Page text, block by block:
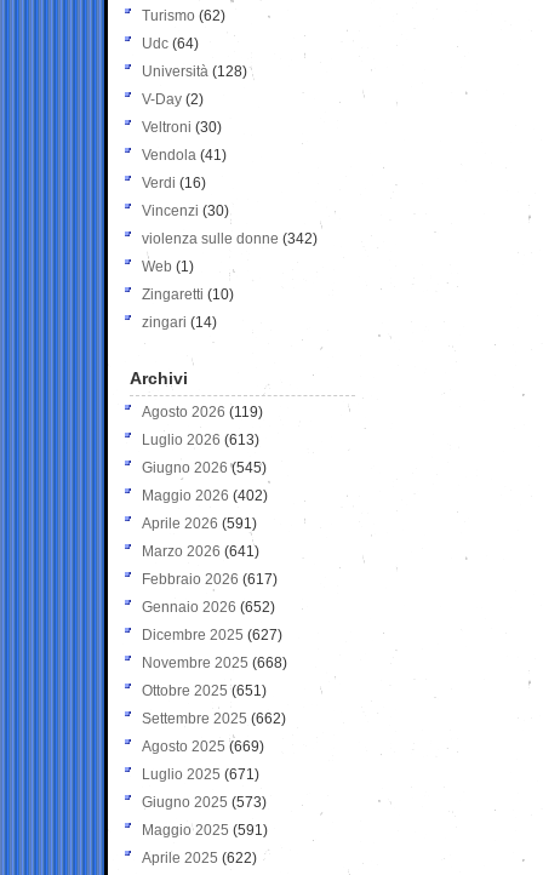
Turismo (62)
Udc (64)
Università (128)
V-Day (2)
Veltroni (30)
Vendola (41)
Verdi (16)
Vincenzi (30)
violenza sulle donne (342)
Web (1)
Zingaretti (10)
zingari (14)
Archivi
Agosto 2026 (119)
Luglio 2026 (613)
Giugno 2026 (545)
Maggio 2026 (402)
Aprile 2026 (591)
Marzo 2026 (641)
Febbraio 2026 (617)
Gennaio 2026 (652)
Dicembre 2025 (627)
Novembre 2025 (668)
Ottobre 2025 (651)
Settembre 2025 (662)
Agosto 2025 (669)
Luglio 2025 (671)
Giugno 2025 (573)
Maggio 2025 (591)
Aprile 2025 (622)